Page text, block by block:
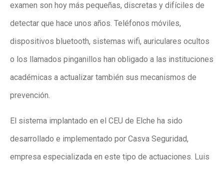
examen son hoy más pequeñas, discretas y difíciles de
detectar que hace unos años. Teléfonos móviles,
dispositivos bluetooth, sistemas wifi, auriculares ocultos
o los llamados pinganillos han obligado a las instituciones
académicas a actualizar también sus mecanismos de
prevención.
El sistema implantado en el CEU de Elche ha sido
desarrollado e implementado por Casva Seguridad,
empresa especializada en este tipo de actuaciones. Luis